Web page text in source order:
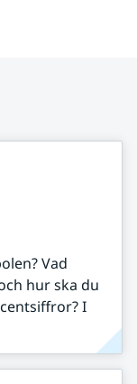
Vad
hur ska du
I